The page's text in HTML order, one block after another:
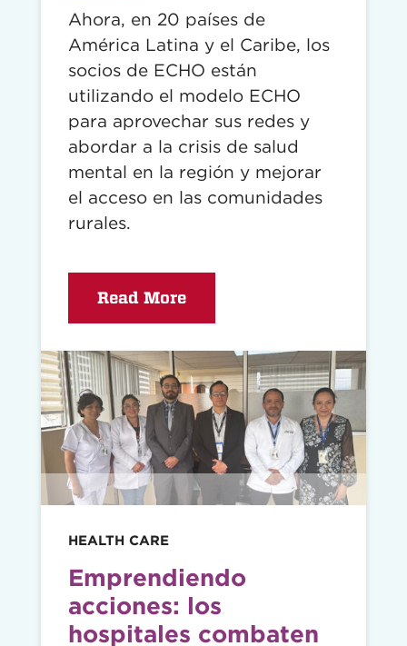
Ahora, en 20 países de
América Latina y el Caribe, los
socios de ECHO están
utilizando el modelo ECHO
para aprovechar sus redes y
abordar a la crisis de salud
mental en la región y mejorar
el acceso en las comunidades
rurales.
Read More
Read
story
HEALTH CARE
Emprendiendo
acciones: los
hospitales combaten